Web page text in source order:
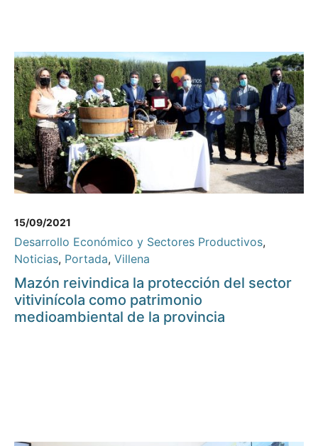
15/09/2021
Desarrollo Económico y Sectores Productivos,
Noticias, Portada, Villena
Mazón reivindica la protección del sector
vitivinícola como patrimonio
medioambiental de la provincia